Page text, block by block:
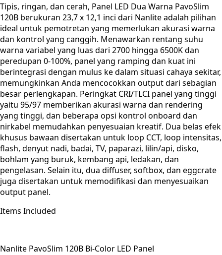
Tipis, ringan, dan cerah, Panel LED Dua Warna PavoSlim
120B berukuran 23,7 x 12,1 inci dari Nanlite adalah pilihan
ideal untuk pemotretan yang memerlukan akurasi warna
dan kontrol yang canggih. Menawarkan rentang suhu
warna variabel yang luas dari 2700 hingga 6500K dan
peredupan 0-100%, panel yang ramping dan kuat ini
berintegrasi dengan mulus ke dalam situasi cahaya sekitar,
memungkinkan Anda mencocokkan output dari sebagian
besar perlengkapan. Peringkat CRI/TLCI panel yang tinggi
yaitu 95/97 memberikan akurasi warna dan rendering
yang tinggi, dan beberapa opsi kontrol onboard dan
nirkabel memudahkan penyesuaian kreatif. Dua belas efek
khusus bawaan disertakan untuk loop CCT, loop intensitas,
flash, denyut nadi, badai, TV, paparazi, lilin/api, disko,
bohlam yang buruk, kembang api, ledakan, dan
pengelasan. Selain itu, dua diffuser, softbox, dan eggcrate
juga disertakan untuk memodifikasi dan menyesuaikan
output panel.
Items Included
Nanlite PavoSlim 120B Bi-Color LED Panel